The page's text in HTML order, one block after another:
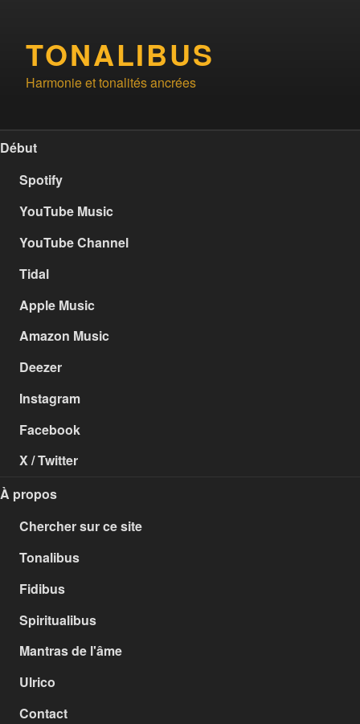
contenu
principalTONALIBUS
Harmonie et tonalités ancrées
Début
Spotify
YouTube Music
YouTube Channel
Tidal
Apple Music
Amazon Music
Deezer
Instagram
Facebook
X / Twitter
À propos
Chercher sur ce site
Tonalibus
Fidibus
Spiritualibus
Mantras de l'âme
Ulrico
Contact